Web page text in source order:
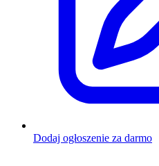
Dodaj ogłoszenie za darmo